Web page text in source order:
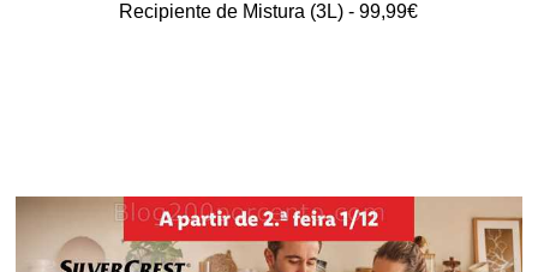
Recipiente de Mistura (3L) - 99,99€